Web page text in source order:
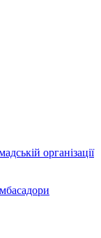
організації